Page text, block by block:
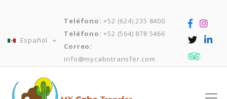
Español
Teléfono: +52 (624) 235 8400
Teléfono: +52 (564) 878 5466
Correo:
info@mycabotransfer.com